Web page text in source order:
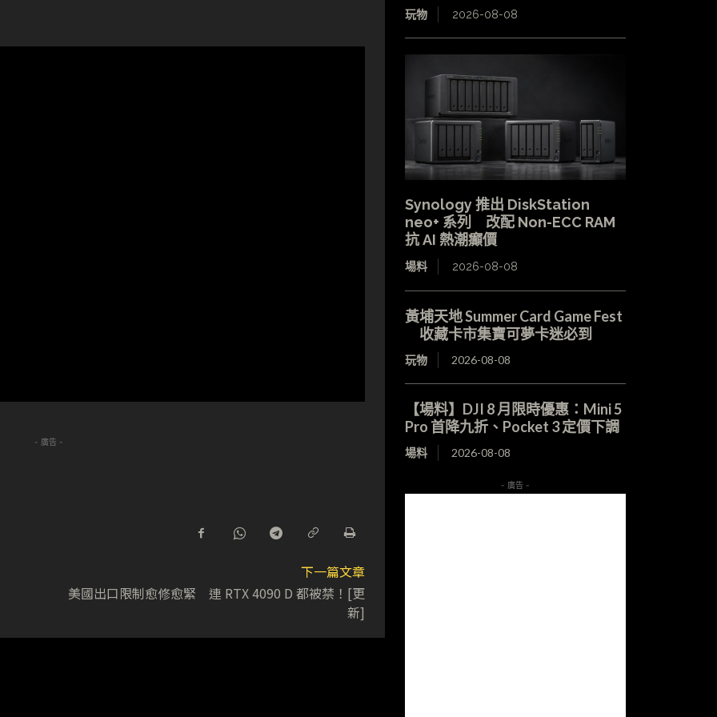
- 廣告 -
下一篇文章
美國出口限制愈修愈緊 連 RTX 4090 D 都被禁！[更
新]
玩物 2026-08-08
Synology 推出 DiskStation
neo+ 系列 改配 Non-ECC RAM
抗 AI 熱潮癲價
場料 2026-08-08
黃埔天地 Summer Card Game Fest
收藏卡市集寶可夢卡迷必到
玩物 2026-08-08
【場料】DJI 8 月限時優惠：Mini 5
Pro 首降九折、Pocket 3 定價下調
場料 2026-08-08
- 廣告 -